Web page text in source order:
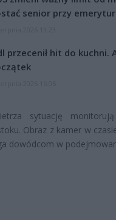
senior przy
przecenił hit do kuchni.
sytuację
Obraz z kamer w
dowódcom w